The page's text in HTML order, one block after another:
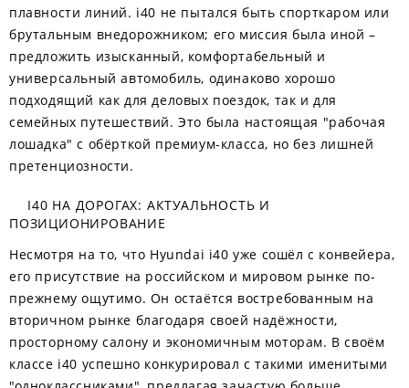
плавности линий. i40 не пытался быть спорткаром или
брутальным внедорожником; его миссия была иной –
предложить изысканный, комфортабельный и
универсальный автомобиль, одинаково хорошо
подходящий как для деловых поездок, так и для
семейных путешествий. Это была настоящая "рабочая
лошадка" с обёрткой премиум-класса, но без лишней
претенциозности.
I40 НА ДОРОГАХ: АКТУАЛЬНОСТЬ И
ПОЗИЦИОНИРОВАНИЕ
Несмотря на то, что Hyundai i40 уже сошёл с конвейера,
его присутствие на российском и мировом рынке по-
прежнему ощутимо. Он остаётся востребованным на
вторичном рынке благодаря своей надёжности,
просторному салону и экономичным моторам. В своём
классе i40 успешно конкурировал с такими именитыми